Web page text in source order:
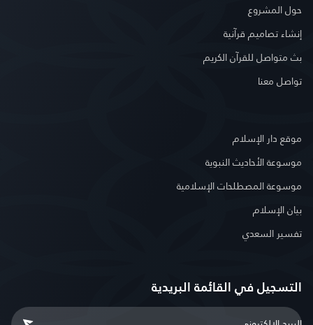
حول المشروع
إنشاء تصاميم قرآنية
بث متواصل للقرآن الكريم
تواصل معنا
موقع دار الإسلام
موسوعة الأحاديث النبوية
موسوعة المصطلحات الإسلامية
بيان الإسلام
تفسير السعدي
التسجيل في القائمة البريدية